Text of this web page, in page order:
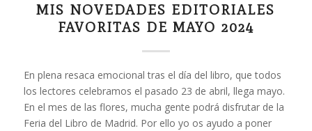
MIS NOVEDADES EDITORIALES
FAVORITAS DE MAYO 2024
En plena resaca emocional tras el día del libro, que todos
los lectores celebramos el pasado 23 de abril, llega mayo.
En el mes de las flores, mucha gente podrá disfrutar de la
Feria del Libro de Madrid. Por ello yo os ayudo a poner